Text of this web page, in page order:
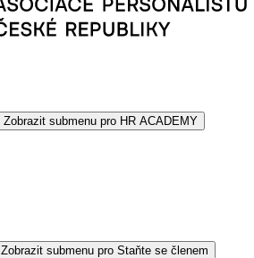
Zobrazit submenu pro HR ACADEMY
Zobrazit submenu pro Staňte se členem